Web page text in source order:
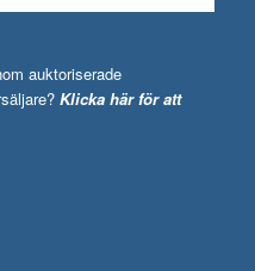
auktoriserade
Klicka här för att